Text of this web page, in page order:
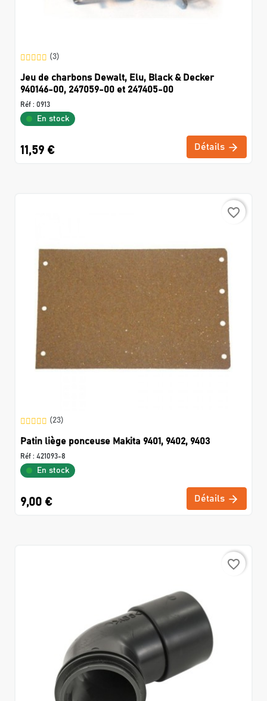
(3)
Jeu de charbons Dewalt, Elu, Black & Decker
940146-00, 247059-00 et 247405-00
Réf : 0913
En stock
11,59 € Détails
favorite_border
(23)
Patin liège ponceuse Makita 9401, 9402, 9403
Réf : 421093-8
En stock
9,00 € Détails
favorite_border